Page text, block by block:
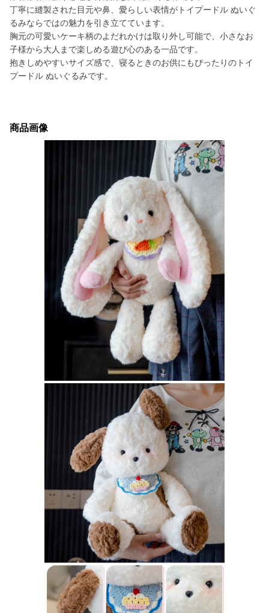
丁寧に縫製された目元や鼻、愛らしい表情がトイプードル ぬいぐ
るみならではの魅力を引き立てています。
胸元の可愛いケーキ柄のよだれかけは取り外し可能で、小さなお
子様から大人まで楽しめる遊び心のある一品です。
抱きしめやすいサイズ感で、寝るときのお供にもぴったりのトイ
プードル ぬいぐるみです。
商品画像